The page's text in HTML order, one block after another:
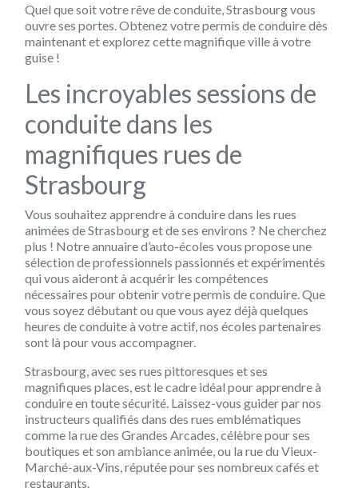
Quel que soit votre rêve de conduite, Strasbourg vous
ouvre ses portes. Obtenez votre permis de conduire dès
maintenant et explorez cette magnifique ville à votre
guise !
Les incroyables sessions de
conduite dans les
magnifiques rues de
Strasbourg
Vous souhaitez apprendre à conduire dans les rues
animées de Strasbourg et de ses environs ? Ne cherchez
plus ! Notre annuaire d’auto-écoles vous propose une
sélection de professionnels passionnés et expérimentés
qui vous aideront à acquérir les compétences
nécessaires pour obtenir votre permis de conduire. Que
vous soyez débutant ou que vous ayez déjà quelques
heures de conduite à votre actif, nos écoles partenaires
sont là pour vous accompagner.
Strasbourg, avec ses rues pittoresques et ses
magnifiques places, est le cadre idéal pour apprendre à
conduire en toute sécurité. Laissez-vous guider par nos
instructeurs qualifiés dans des rues emblématiques
comme la rue des Grandes Arcades, célèbre pour ses
boutiques et son ambiance animée, ou la rue du Vieux-
Marché-aux-Vins, réputée pour ses nombreux cafés et
restaurants.